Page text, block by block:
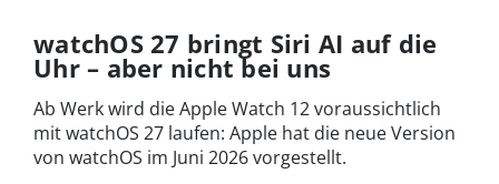
watchOS 27 bringt Siri AI auf die
Uhr – aber nicht bei uns
Ab Werk wird die Apple Watch 12 voraussichtlich
mit watchOS 27 laufen: Apple hat die neue Version
von watchOS im Juni 2026 vorgestellt.